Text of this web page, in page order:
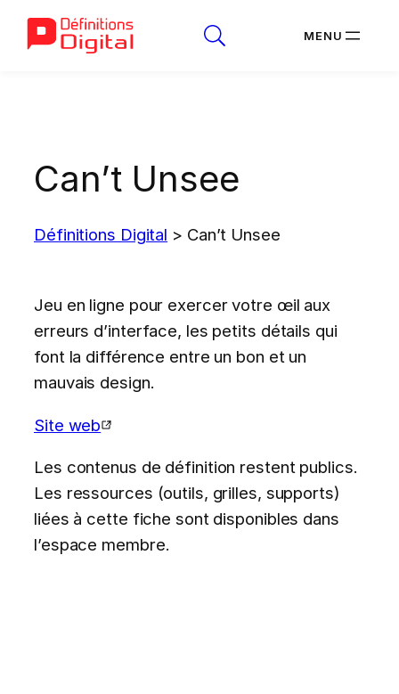
Can’t Unsee
Définitions Digital > Can’t Unsee
Jeu en ligne pour exercer votre œil aux
erreurs d’interface, les petits détails qui
font la différence entre un bon et un
mauvais design.
Site web
Les contenus de définition restent publics.
Les ressources (outils, grilles, supports)
liées à cette fiche sont disponibles dans
l’espace membre.